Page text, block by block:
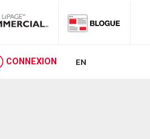
CONNEXION EN